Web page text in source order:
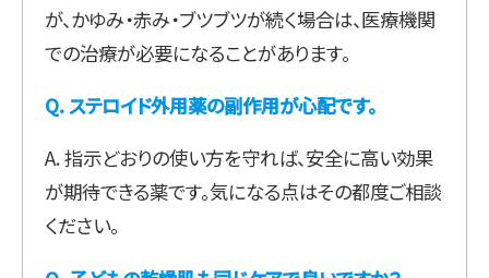
が、かゆみ・赤み・ブツブツが続く場合は、医療機関
での治療が必要になることがあります。
Q. ステロイド外用薬の副作用が心配です。
A. 指示どおりの使い方を守れば、安全に高い効果
が期待できる薬です。気になる点はその都度ご相談
ください。